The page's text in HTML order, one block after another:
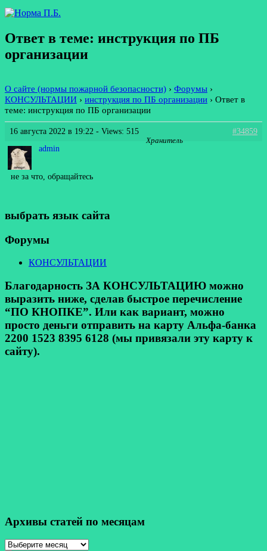
Ответ в теме: инструкция по ПБ
организации
О сайте (нормы пожарной безопасности) › Форумы ›
КОНСУЛЬТАЦИИ › инструкция по ПБ организации › Ответ в
теме: инструкция по ПБ организации
16 августа 2022 в 19:22 - Views: 515
#34859
admin
Хранитель
не за что, обращайтесь
выбрать язык сайта
Форумы
КОНСУЛЬТАЦИИ
Благодарность ЗА КОНСУЛЬТАЦИЮ можно
выразить ниже, сделав быстрое перечисление
“ПО КНОПКЕ”. Или как вариант, можно
просто деньги отправить на карту Альфа-банка
2200 1523 8395 6128 (мы привязали эту карту к
сайту).
Архивы статей по месяцам
Архивы